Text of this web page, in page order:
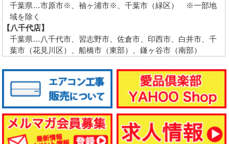
千葉県…市原市※、袖ヶ浦市※、千葉市（緑区） ※一部地
域を除く
【八千代店】
千葉県…八千代市、習志野市、佐倉市、印西市、白井市、千
葉市（花見川区）、船橋市（東部）、鎌ヶ谷市（南部）